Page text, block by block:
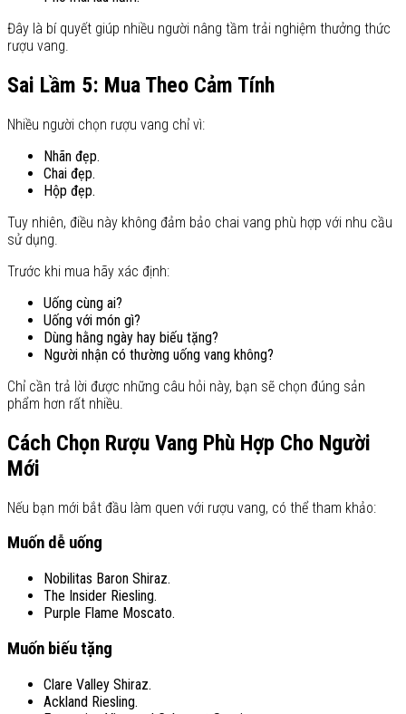
Đây là bí quyết giúp nhiều người nâng tầm trải nghiệm thưởng thức
rượu vang.
Sai Lầm 5: Mua Theo Cảm Tính
Nhiều người chọn rượu vang chỉ vì:
Nhãn đẹp.
Chai đẹp.
Hộp đẹp.
Tuy nhiên, điều này không đảm bảo chai vang phù hợp với nhu cầu
sử dụng.
Trước khi mua hãy xác định:
Uống cùng ai?
Uống với món gì?
Dùng hằng ngày hay biếu tặng?
Người nhận có thường uống vang không?
Chỉ cần trả lời được những câu hỏi này, bạn sẽ chọn đúng sản
phẩm hơn rất nhiều.
Cách Chọn Rượu Vang Phù Hợp Cho Người
Mới
Nếu bạn mới bắt đầu làm quen với rượu vang, có thể tham khảo:
Muốn dễ uống
Nobilitas Baron Shiraz.
The Insider Riesling.
Purple Flame Moscato.
Muốn biếu tặng
Clare Valley Shiraz.
Ackland Riesling.